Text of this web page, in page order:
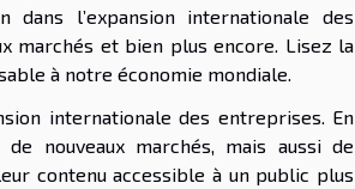
l’expansion internationale des
marchés et bien plus encore. Lisez la
à notre économie mondiale.
internationale des entreprises. En
nouveaux marchés, mais aussi de
contenu accessible à un public plus